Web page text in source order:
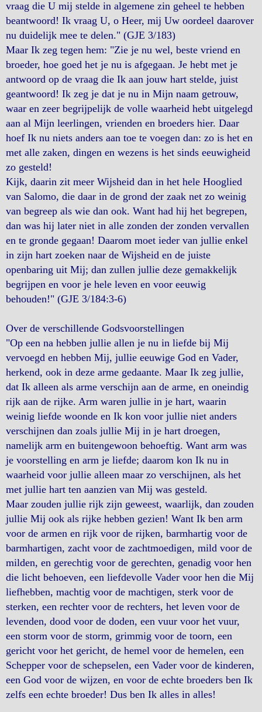
vraag die U mij stelde in algemene zin geheel te hebben
beantwoord! Ik vraag U, o Heer, mij Uw oordeel daarover
nu duidelijk mee te delen." (GJE 3/183)
Maar Ik zeg tegen hem: "Zie je nu wel, beste vriend en
broeder, hoe goed het je nu is afgegaan. Je hebt met je
antwoord op de vraag die Ik aan jouw hart stelde, juist
geantwoord! Ik zeg je dat je nu in Mijn naam getrouw,
waar en zeer begrijpelijk de volle waarheid hebt uitgelegd
aan al Mijn leerlingen, vrienden en broeders hier. Daar
hoef Ik nu niets anders aan toe te voegen dan: zo is het en
met alle zaken, dingen en wezens is het sinds eeuwigheid
zo gesteld!
Kijk, daarin zit meer Wijsheid dan in het hele Hooglied
van Salomo, die daar in de grond der zaak net zo weinig
van begreep als wie dan ook. Want had hij het begrepen,
dan was hij later niet in alle zonden der zonden vervallen
en te gronde gegaan! Daarom moet ieder van jullie enkel
in zijn hart zoeken naar de Wijsheid en de juiste
openbaring uit Mij; dan zullen jullie deze gemakkelijk
begrijpen en voor je hele leven en voor eeuwig
behouden!" (GJE 3/184:3-6)
Over de verschillende Godsvoorstellingen
"Op een na hebben jullie allen je nu in liefde bij Mij
vervoegd en hebben Mij, jullie eeuwige God en Vader,
herkend, ook in deze arme gedaante. Maar Ik zeg jullie,
dat Ik alleen als arme verschijn aan de arme, en oneindig
rijk aan de rijke. Arm waren jullie in je hart, waarin
weinig liefde woonde en Ik kon voor jullie niet anders
verschijnen dan zoals jullie Mij in je hart droegen,
namelijk arm en buitengewoon behoeftig. Want arm was
je voorstelling en arm je liefde; daarom kon Ik nu in
waarheid voor jullie alleen maar zo verschijnen, als het
met jullie hart ten aanzien van Mij was gesteld.
Maar zouden jullie rijk zijn geweest, waarlijk, dan zouden
jullie Mij ook als rijke hebben gezien! Want Ik ben arm
voor de armen en rijk voor de rijken, barmhartig voor de
barmhartigen, zacht voor de zachtmoedigen, mild voor de
milden, en gerechtig voor de gerechten, genadig voor hen
die licht behoeven, een liefdevolle Vader voor hen die Mij
liefhebben, machtig voor de machtigen, sterk voor de
sterken, een rechter voor de rechters, het leven voor de
levenden, dood voor de doden, een vuur voor het vuur,
een storm voor de storm, grimmig voor de toorn, een
gericht voor het gericht, de hemel voor de hemelen, een
Schepper voor de schepselen, een Vader voor de kinderen,
een God voor de wijzen, en voor de echte broeders ben Ik
zelfs een echte broeder! Dus ben Ik alles in alles!